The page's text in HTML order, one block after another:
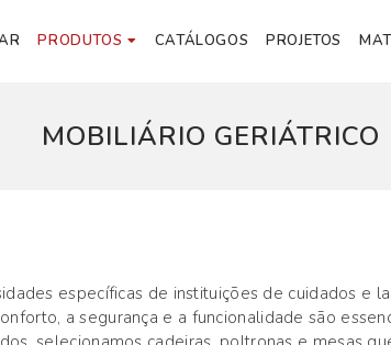
PRODUTOS CATÁLOGOS PROJETOS
MOBILIÁRIO GERIÁTRICO
específicas de instituições de cuidados e
a segurança e a funcionalidade são